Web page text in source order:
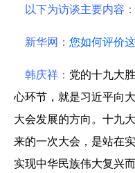
以下为访谈主要内容：
新华网： 您如何评价
韩庆祥： 党的十九大
心环节，就是习近平向
大会发展的方向。十九
来的一次大会，是站在
实现中华民族伟大复兴